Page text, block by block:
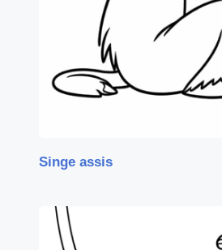
Singe assis